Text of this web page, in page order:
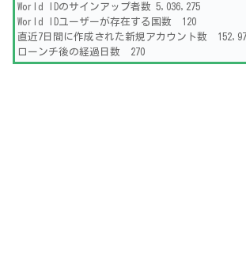
World IDのサインアップ者数 5,036,275
World IDユーザーが存在する国数 120
直近7日間に作成された新規アカウント数
ローンチ後の経過日数 270